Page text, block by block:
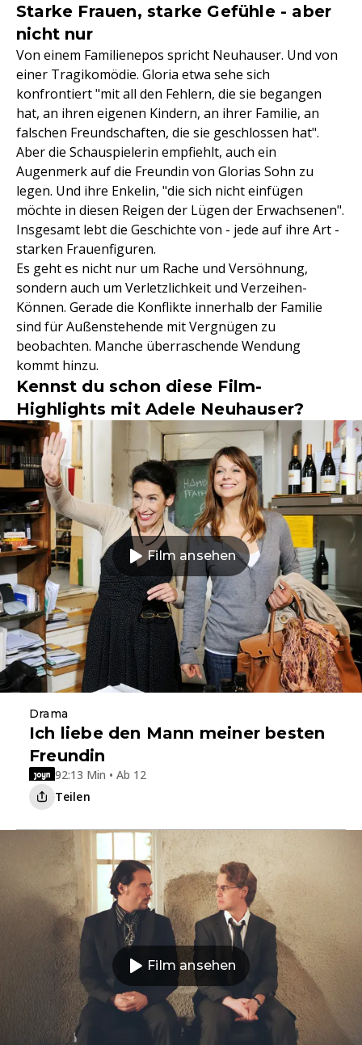
Starke Frauen, starke Gefühle - aber
nicht nur
Von einem Familienepos spricht Neuhauser. Und von
einer Tragikomödie. Gloria etwa sehe sich
konfrontiert "mit all den Fehlern, die sie begangen
hat, an ihren eigenen Kindern, an ihrer Familie, an
falschen Freundschaften, die sie geschlossen hat".
Aber die Schauspielerin empfiehlt, auch ein
Augenmerk auf die Freundin von Glorias Sohn zu
legen. Und ihre Enkelin, "die sich nicht einfügen
möchte in diesen Reigen der Lügen der Erwachsenen".
Insgesamt lebt die Geschichte von - jede auf ihre Art -
starken Frauenfiguren.
Es geht es nicht nur um Rache und Versöhnung,
sondern auch um Verletzlichkeit und Verzeihen-
Können. Gerade die Konflikte innerhalb der Familie
sind für Außenstehende mit Vergnügen zu
beobachten. Manche überraschende Wendung
kommt hinzu.
Kennst du schon diese Film-
Highlights mit Adele Neuhauser?
Film ansehen
Drama
Ich liebe den Mann meiner besten
Freundin
92:13 Min • Ab 12
Teilen
Film ansehen